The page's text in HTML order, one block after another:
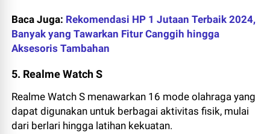
Baca Juga: Rekomendasi HP 1 Jutaan Terbaik 2024,
Banyak yang Tawarkan Fitur Canggih hingga
Aksesoris Tambahan
5. Realme Watch S
Realme Watch S menawarkan 16 mode olahraga yang
dapat digunakan untuk berbagai aktivitas fisik, mulai
dari berlari hingga latihan kekuatan.